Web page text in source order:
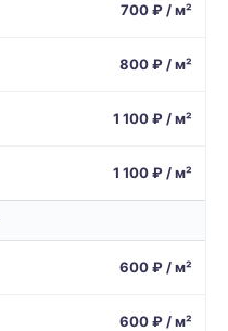
700 ₽ / м²
800 ₽ / м²
1 100 ₽ / м²
1 100 ₽ / м²
600 ₽ / м²
600 ₽ / м²